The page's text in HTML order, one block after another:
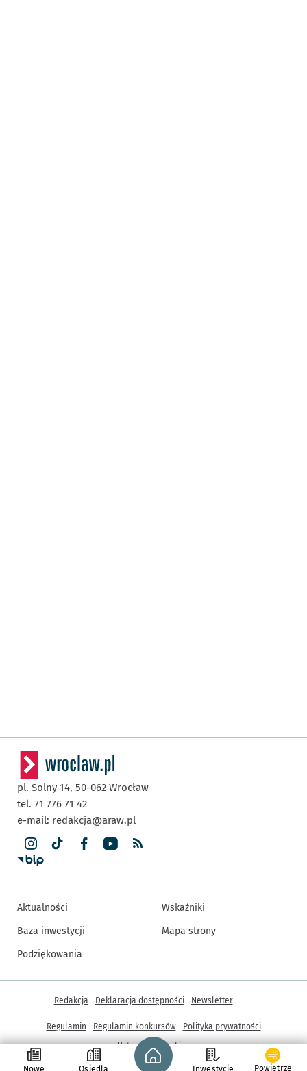
Nowe Osiedla
Strona główna - wroclaw.pl
Inwestycje Powietrze
pl. Solny 14, 50-062 Wrocław
tel. 71 776 71 42
e-mail: redakcja@araw.pl
Aktualności
Baza inwestycji
Podziękowania
Wskaźniki
Mapa strony
Inne informacje
Redakcja Deklaracja dostępności Newsletter
Regulamin Regulamin konkursów
Polityka prywatności
Ustawienia cookies